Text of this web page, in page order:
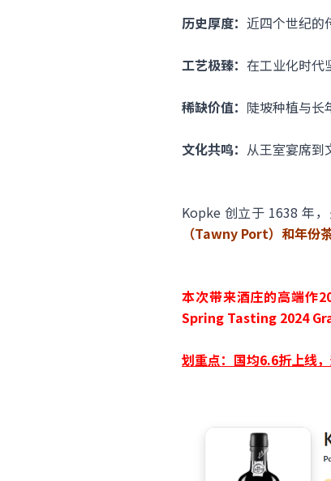
历史厚度​： 近四个世纪的
工艺极臻​： 在工业化时代
稀缺价值​： 陡坡种植与长
文化共鸣​： 从王室宴席到
Kopke 创立于 ​1638 年
（Tawny Port）和年份
本次带来酒庄的高端作
Spring Tasting 2024
划重点：国均6.6折上线